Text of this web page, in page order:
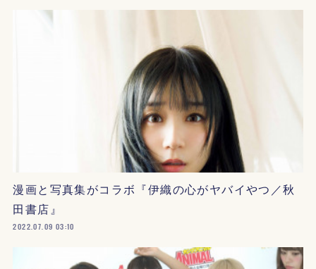
漫画と写真集がコラボ『伊織の心がヤバイやつ／秋
田書店』
2022.07.09 03:10